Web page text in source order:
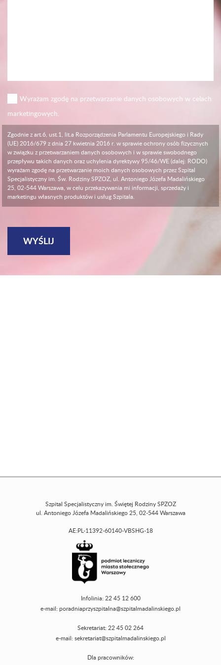
Wyrażam zgodę na przetwarzanie danych osobowych w celach
marketingowych.
Zgodnie z art.6, ust.1, lit.a Rozporządzenia Parlamentu Europejskiego i Rady
(UE) 2016/679 z dnia 27 kwietnia 2016 r. w sprawie ochrony osób fizycznych
w związku z przetwarzaniem danych osobowych i w sprawie swobodnego
przepływu takich danych oraz uchylenia dyrektywy 95/46/WE (dalej: RODO)
wyrażam zgodę na przetwarzanie moich danych osobowych przez Szpital
Specjalistyczny im. Św. Rodziny SPZOZ, ul. Antoniego Józefa Madalińskiego
25, 02-544 Warszawa, w celu przekazywania mi informacji, sprzedaży i
marketingu własnych produktów i usług Szpitala.
Szpital Specjalistyczny im. Świętej Rodziny SPZOZ
ul. Antoniego Józefa Madalińskiego 25, 02-544 Warszawa
AE:PL-11392-60140-VBSHG-18
Infolinia: 22 45 12 600
e-mail: poradniaprzyszpitalna@szpitalmadalinskiego.pl
Sekretariat: 22 45 02 264
e-mail: sekretariat@szpitalmadalinskiego.pl
Dla pracowników: